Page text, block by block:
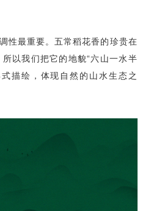
调性最重要。五常稻花香的珍贵在
以我们把它的地貌“六山一水半
描绘，体现自然的山水生态之